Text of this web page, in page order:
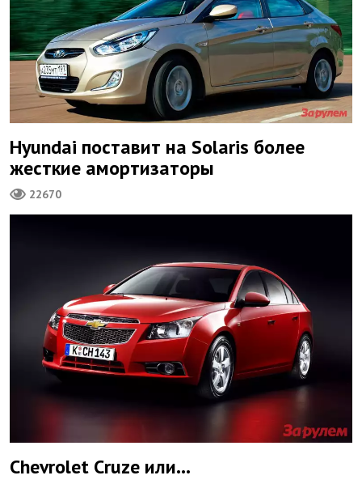
Hyundai поставит на Solaris более
жесткие амортизаторы
22670
Chevrolet Cruze или…